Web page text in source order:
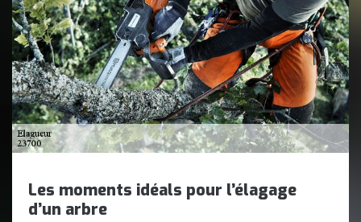
Les moments idéals pour l’élagage
d’un arbre